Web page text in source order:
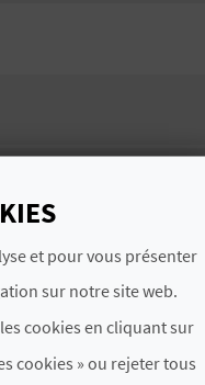
et pour vous présenter
sur notre site web.
cookies en cliquant sur
cookies » ou rejeter tous